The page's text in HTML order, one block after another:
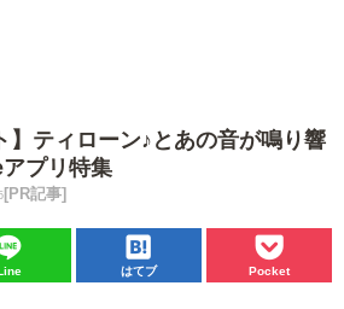
】ティローン♪とあの音が鳴り響
プリ特集
[PR記事]
はてブ Pocket